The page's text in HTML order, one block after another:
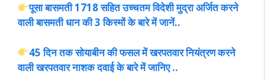
पूसा बासमती 1718 सहित उच्चतम विदेशी मुद्रा अर्जित करने
वाली बासमती धान की 3 किस्मों के बारे में जानें..
45 दिन तक सोयाबीन की फसल में खरपतवार नियंत्रण करने
वाली खरपतवार नाशक दवाई के बारे में जानिए ..